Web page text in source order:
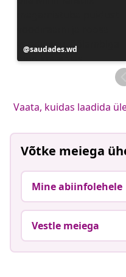
Postitus
avaldatud
saudades.wd
Vaata, kuidas laadida
Võtke meiega
Mine abiinfolehele
Vestle meiega